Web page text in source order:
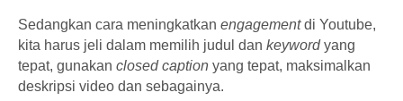
Sedangkan cara meningkatkan engagementdi Youtube,
kita harus jeli dalam memilih judul dan keywordyang
tepat, gunakan closed caption yang tepat, maksimalkan
deskripsi video dan sebagainya.